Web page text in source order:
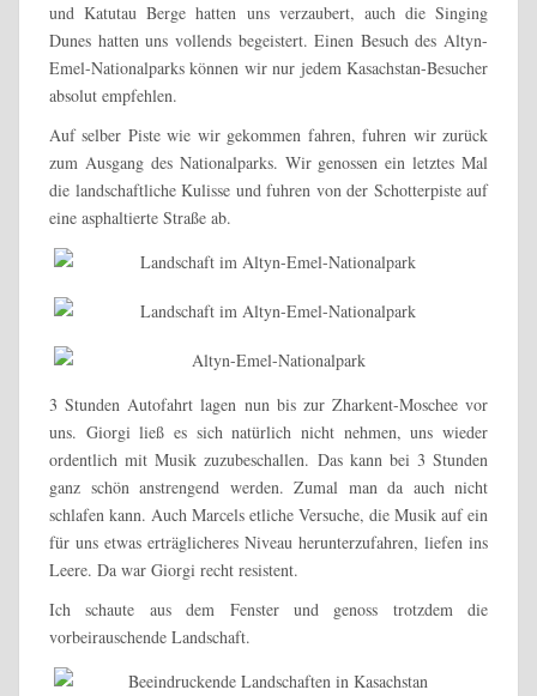
und Katutau Berge hatten uns verzaubert, auch die Singing
Dunes hatten uns vollends begeistert. Einen Besuch des Altyn-
Emel-Nationalparks können wir nur jedem Kasachstan-Besucher
absolut empfehlen.
Auf selber Piste wie wir gekommen fahren, fuhren wir zurück
zum Ausgang des Nationalparks. Wir genossen ein letztes Mal
die landschaftliche Kulisse und fuhren von der Schotterpiste auf
eine asphaltierte Straße ab.
3 Stunden Autofahrt lagen nun bis zur Zharkent-Moschee vor
uns. Giorgi ließ es sich natürlich nicht nehmen, uns wieder
ordentlich mit Musik zuzubeschallen. Das kann bei 3 Stunden
ganz schön anstrengend werden. Zumal man da auch nicht
schlafen kann. Auch Marcels etliche Versuche, die Musik auf ein
für uns etwas erträglicheres Niveau herunterzufahren, liefen ins
Leere. Da war Giorgi recht resistent.
Ich schaute aus dem Fenster und genoss trotzdem die
vorbeirauschende Landschaft.